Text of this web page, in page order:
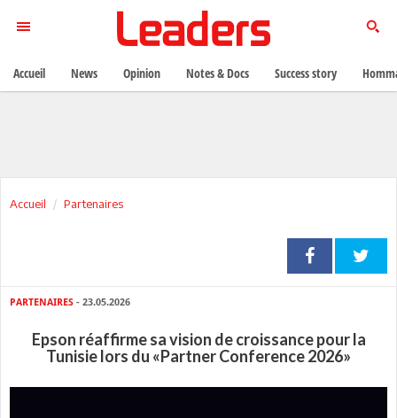
Accueil Partenaires
PARTENAIRES - 23.05.2026
Epson réaffirme sa vision de croissance pour la
Tunisie lors du «Partner Conference 2026»
Accueil News Opinion Notes & Docs Success story